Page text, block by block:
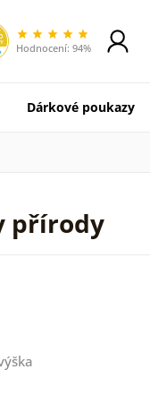
Hodnocení: 94%
Dárkové poukazy
přírody